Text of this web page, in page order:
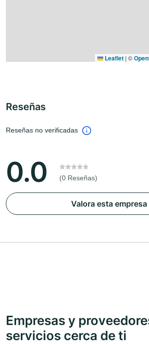
Leaflet | ©
Reseñas
Reseñas no verificadas
0.0 (0 Reseñas)
Valora esta empresa
Empresas y
servicios cerca de ti